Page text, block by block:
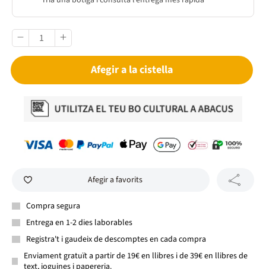
Afegir a la cistella
Afegir a favorits
Compra segura
Entrega en 1-2 dies laborables
Registra't i gaudeix de descomptes en cada compra
Enviament gratuït a partir de 19€ en llibres i de 39€ en llibres de